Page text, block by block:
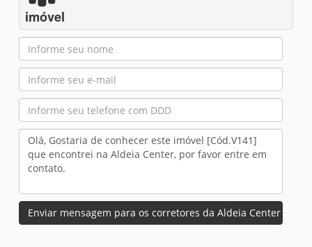
imóvel
Enviar mensagem para os corretores da Aldeia Center